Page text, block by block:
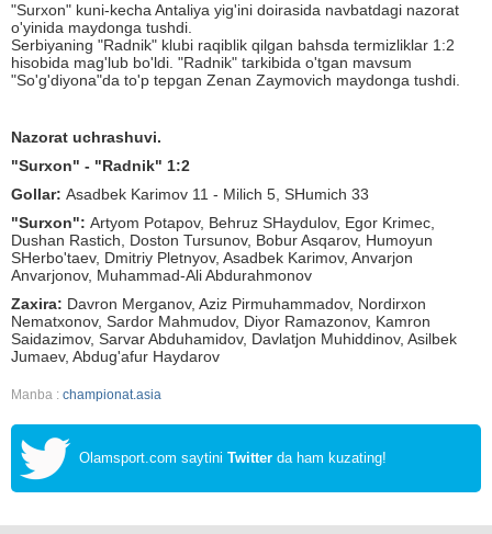
"Surxon" kuni-kecha Antaliya yig'ini doirasida navbatdagi nazorat
o'yinida maydonga tushdi.
Serbiyaning "Radnik" klubi raqiblik qilgan bahsda termizliklar 1:2
hisobida mag'lub bo'ldi. "Radnik" tarkibida o'tgan mavsum
"So'g'diyona"da to'p tepgan Zenan Zaymovich maydonga tushdi.
Nazorat uchrashuvi.
"Surxon" - "Radnik" 1:2
Gollar: Asadbek Karimov 11 - Milich 5, SHumich 33
"Surxon": Artyom Potapov, Behruz SHaydulov, Egor Krimec,
Dushan Rastich, Doston Tursunov, Bobur Asqarov, Humoyun
SHerbo'taev, Dmitriy Pletnyov, Asadbek Karimov, Anvarjon
Anvarjonov, Muhammad-Ali Abdurahmonov
Zaxira: Davron Merganov, Aziz Pirmuhammadov, Nordirxon
Nematxonov, Sardor Mahmudov, Diyor Ramazonov, Kamron
Saidazimov, Sarvar Abduhamidov, Davlatjon Muhiddinov, Asilbek
Jumaev, Abdug'afur Haydarov
Manba : championat.asia
Olamsport.com saytini Twitter da ham kuzating!